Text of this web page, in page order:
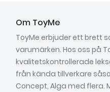
Om ToyMe
ToyMe erbjuder ett brett
varumärken. Hos oss på
kvalitetskontrollerade
från kända tillverkare
Concept, Alga med flera.